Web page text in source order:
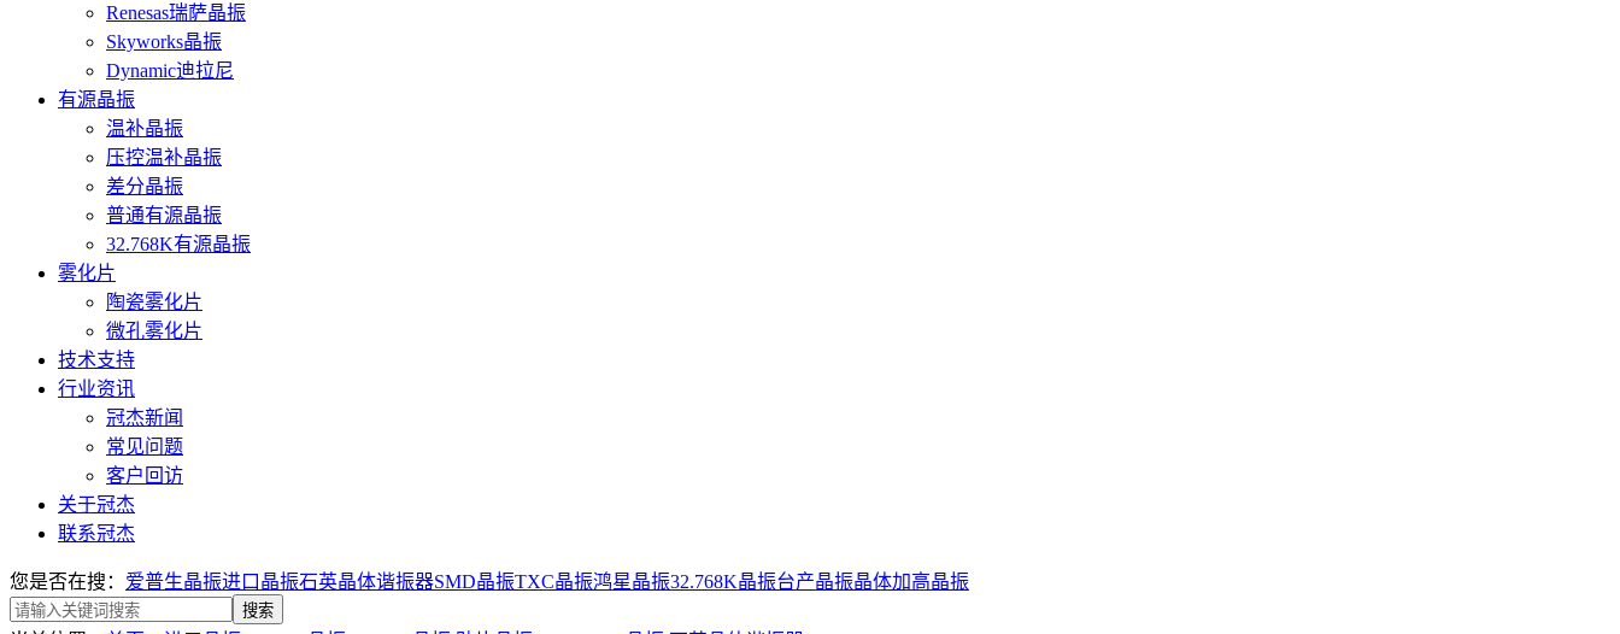
Renesas瑞萨晶振
Skyworks晶振
Dynamic迪拉尼
有源晶振
温补晶振
压控温补晶振
差分晶振
普通有源晶振
32.768K有源晶振
雾化片
陶瓷雾化片
微孔雾化片
技术支持
行业资讯
冠杰新闻
常见问题
客户回访
关于冠杰
联系冠杰
您是否在搜： 爱普生晶振进口晶振石英晶体谐振器SMD晶振TXC晶振鸿星晶振32.768K晶振台产晶振晶体加高晶振